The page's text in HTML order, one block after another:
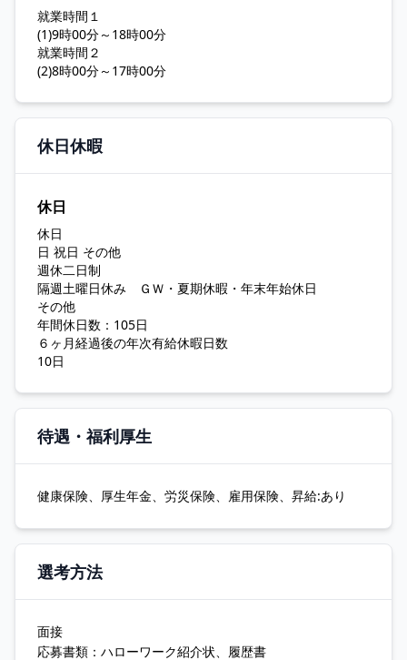
就業時間１
(1)9時00分～18時00分
就業時間２
(2)8時00分～17時00分
休日休暇
休日
休日
日 祝日 その他
週休二日制
隔週土曜日休み ＧＷ・夏期休暇・年末年始休日
その他
年間休日数：105日
６ヶ月経過後の年次有給休暇日数
10日
待遇・福利厚生
健康保険、厚生年金、労災保険、雇用保険、昇給:あり
選考方法
面接
応募書類：ハローワーク紹介状、履歴書